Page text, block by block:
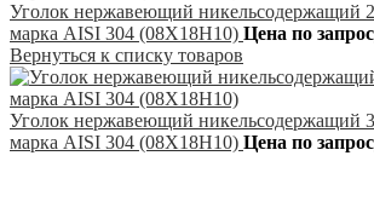
Уголок нержавеющий никельсодержащий
марка AISI 304 (08Х18Н10) Цена по
Вернуться к списку товаров
Уголок нержавеющий никельсодержащий
марка AISI 304 (08Х18Н10) Цена по